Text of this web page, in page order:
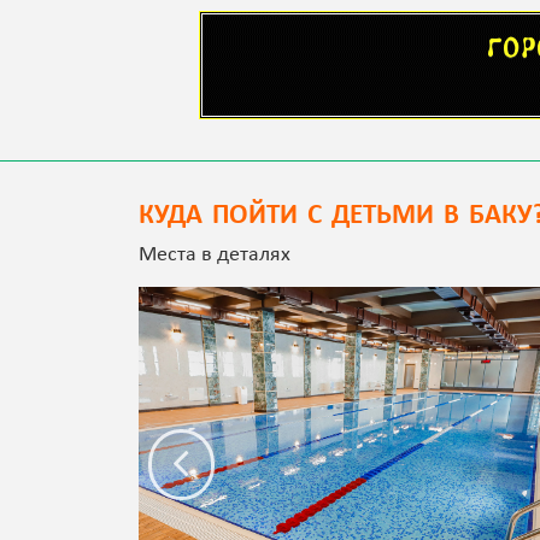
КУДА ПОЙТИ С ДЕТЬМИ В
Места в деталях